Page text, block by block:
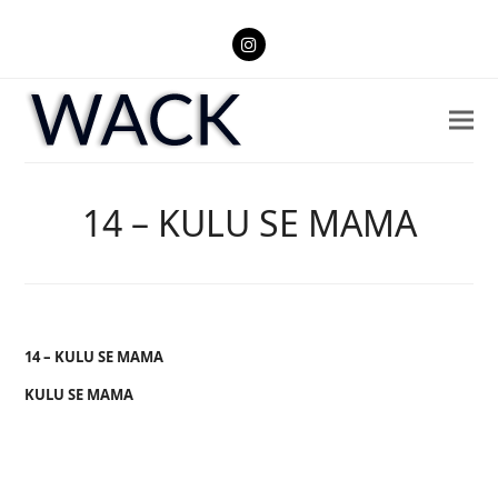
Instagram
14 – KULU SE MAMA
14 – KULU SE MAMA
KULU SE MAMA